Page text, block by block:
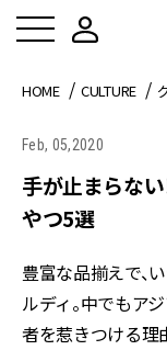
HOME CULTURE
Feb, 05,2020
手が止まらない
やつ5選
豊富な品揃えで、
ルディ。中でもア
者を惹きつける理